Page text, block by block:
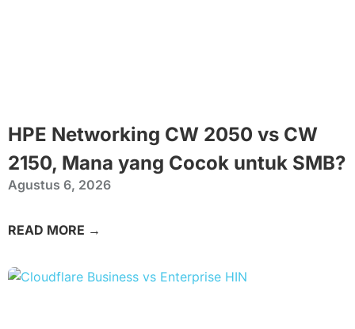
HPE Networking CW 2050 vs CW
2150, Mana yang Cocok untuk SMB?
Agustus 6, 2026
READ MORE →